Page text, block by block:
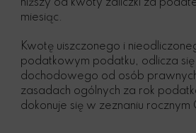
niższy od kwoty zaliczki za
miesiąc.
Kwotę uiszczonego i
podatkowym podatku, odlicza
dochodowego od osób
zasadach ogólnych za rok
dokonuje się w zeznaniu rocznym